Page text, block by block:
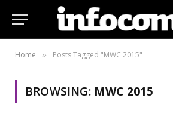
Home » Posts Tagged "MWC 2015"
BROWSING: MWC 2015